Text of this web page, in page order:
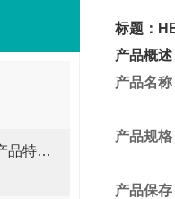
免疫球蛋白G(IgG)干扰物质 产品特性您知道吗？
标题：
产品概述
产品名称
产品规格
产品保存